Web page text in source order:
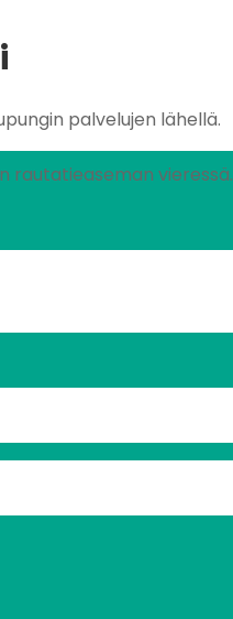
palvelujen lähellä.
rautatieaseman vieressä.